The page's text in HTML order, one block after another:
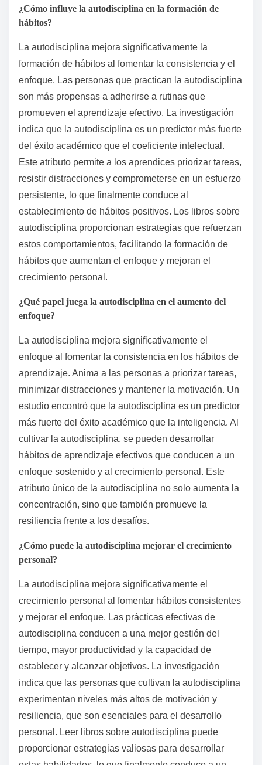
¿Cómo influye la autodisciplina en la formación de
hábitos?
La autodisciplina mejora significativamente la
formación de hábitos al fomentar la consistencia y el
enfoque. Las personas que practican la autodisciplina
son más propensas a adherirse a rutinas que
promueven el aprendizaje efectivo. La investigación
indica que la autodisciplina es un predictor más fuerte
del éxito académico que el coeficiente intelectual.
Este atributo permite a los aprendices priorizar tareas,
resistir distracciones y comprometerse en un esfuerzo
persistente, lo que finalmente conduce al
establecimiento de hábitos positivos. Los libros sobre
autodisciplina proporcionan estrategias que refuerzan
estos comportamientos, facilitando la formación de
hábitos que aumentan el enfoque y mejoran el
crecimiento personal.
¿Qué papel juega la autodisciplina en el aumento del
enfoque?
La autodisciplina mejora significativamente el
enfoque al fomentar la consistencia en los hábitos de
aprendizaje. Anima a las personas a priorizar tareas,
minimizar distracciones y mantener la motivación. Un
estudio encontró que la autodisciplina es un predictor
más fuerte del éxito académico que la inteligencia. Al
cultivar la autodisciplina, se pueden desarrollar
hábitos de aprendizaje efectivos que conducen a un
enfoque sostenido y al crecimiento personal. Este
atributo único de la autodisciplina no solo aumenta la
concentración, sino que también promueve la
resiliencia frente a los desafíos.
¿Cómo puede la autodisciplina mejorar el crecimiento
personal?
La autodisciplina mejora significativamente el
crecimiento personal al fomentar hábitos consistentes
y mejorar el enfoque. Las prácticas efectivas de
autodisciplina conducen a una mejor gestión del
tiempo, mayor productividad y la capacidad de
establecer y alcanzar objetivos. La investigación
indica que las personas que cultivan la autodisciplina
experimentan niveles más altos de motivación y
resiliencia, que son esenciales para el desarrollo
personal. Leer libros sobre autodisciplina puede
proporcionar estrategias valiosas para desarrollar